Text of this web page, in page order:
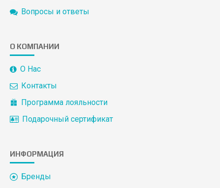
Вопросы и ответы
О КОМПАНИИ
О Нас
Контакты
Программа лояльности
Подарочный сертификат
ИНФОРМАЦИЯ
Бренды